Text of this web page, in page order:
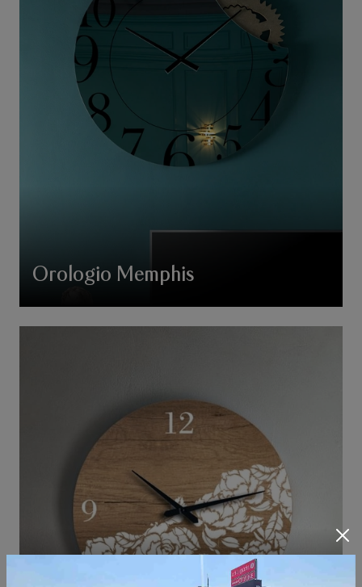
Orologio Memphis